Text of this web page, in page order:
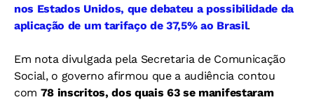
nos Estados Unidos, que debateu a possibilidade da
aplicação de um tarifaço de 37,5% ao Brasil.
Em nota divulgada pela Secretaria de Comunicação
Social, o governo afirmou que a audiência contou
com 78 inscritos, dos quais 63 se manifestaram